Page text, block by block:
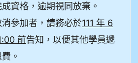
成資格，逾期視同放棄。
參加者，請務必於111 年 6
前告知，以便其他學員遞
。